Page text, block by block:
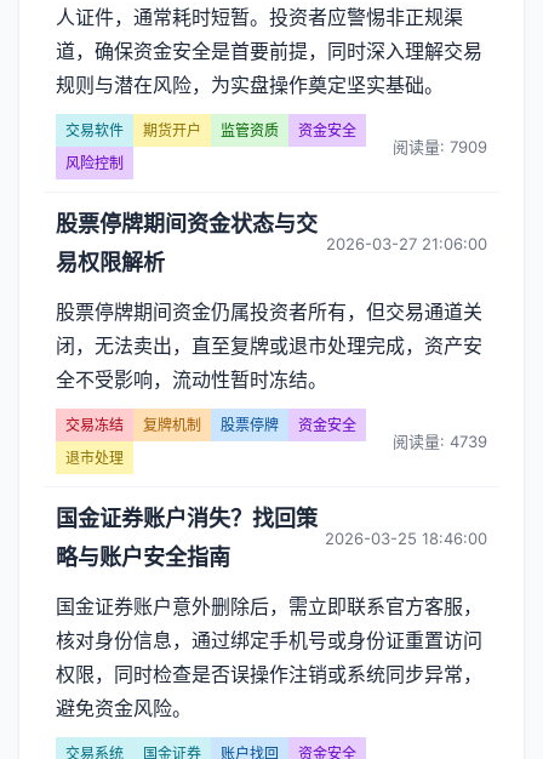
人证件，通常耗时短暂。投资者应警惕非正规渠
道，确保资金安全是首要前提，同时深入理解交易
规则与潜在风险，为实盘操作奠定坚实基础。
交易软件 期货开户 监管资质
资金安全
风险控制
阅读量: 7909
股票停牌期间资金状态与交
易权限解析
2026-03-27 21:06:00
股票停牌期间资金仍属投资者所有，但交易通道关
闭，无法卖出，直至复牌或退市处理完成，资产安
全不受影响，流动性暂时冻结。
交易冻结 复牌机制 股票停牌
资金安全
退市处理
阅读量: 4739
国金证券账户消失？找回策
略与账户安全指南
2026-03-25 18:46:00
国金证券账户意外删除后，需立即联系官方客服，
核对身份信息，通过绑定手机号或身份证重置访问
权限，同时检查是否误操作注销或系统同步异常，
避免资金风险。
交易系统 国金证券 账户找回 资金安全